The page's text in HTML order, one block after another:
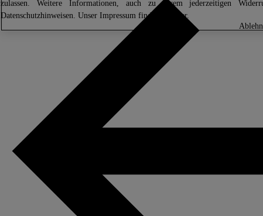
zulassen. Weitere Informationen, auch zu Ihrem jederzeitigen
Datenschutzhinweisen. Unser Impressum finden Sie
hier.